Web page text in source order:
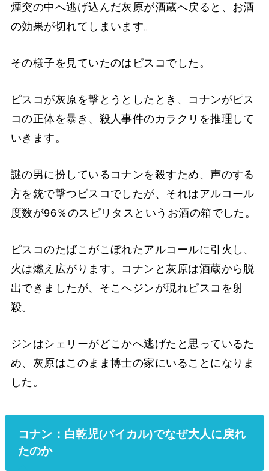
煙突の中へ逃げ込んだ灰原が酒蔵へ戻ると、お酒
の効果が切れてしまいます。
その様子を見ていたのはピスコでした。
ピスコが灰原を撃とうとしたとき、コナンがピス
コの正体を暴き、殺人事件のカラクリを推理して
いきます。
謎の男に扮しているコナンを殺すため、声のする
方を銃で撃つピスコでしたが、それはアルコール
度数が96％のスピリタスというお酒の箱でした。
ピスコのたばこがこぼれたアルコールに引火し、
火は燃え広がります。コナンと灰原は酒蔵から脱
出できましたが、そこへジンが現れピスコを射
殺。
ジンはシェリーがどこかへ逃げたと思っているた
め、灰原はこのまま博士の家にいることになりま
した。
コナン：白乾児(パイカル)でなぜ大人に戻れ
たのか